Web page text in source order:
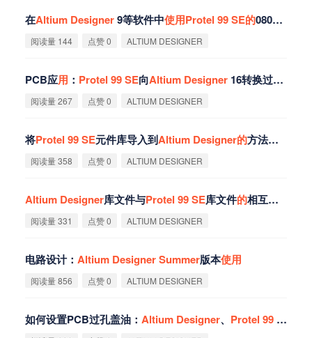
在Altium Designer9等软件中使用Protel 99SE的0805/0603等PCB封装库
阅读量 144 点赞 0 ALTIUM DESIGNER
PCB应用 ： Protel 99SE向Altium Designer 16转换过程（一）
阅读量 267 点赞 0 ALTIUM DESIGNER
将Protel 99SE元件库导入到Altium Designer的方法（图解）
阅读量 358 点赞 0 ALTIUM DESIGNER
Altium Designer库文件与Protel 99SE库文件的相互转化
阅读量 331 点赞 0 ALTIUM DESIGNER
电路设计： Altium DesignerSummer版本使用
阅读量 856 点赞 0 ALTIUM DESIGNER
如何设置PCB过孔盖油： Altium Designer、 Protel 99 SE